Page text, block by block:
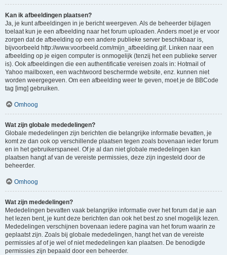
Kan ik afbeeldingen plaatsen?
Ja, je kunt afbeeldingen in je bericht weergeven. Als de beheerder bijlagen
toelaat kun je een afbeelding naar het forum uploaden. Anders moet je er voor
zorgen dat de afbeelding op een andere publieke server beschikbaar is,
bijvoorbeeld http://www.voorbeeld.com/mijn_afbeelding.gif. Linken naar een
afbeelding op je eigen computer is onmogelijk (tenzij het een publieke server
is). Ook afbeeldingen die een authentificatie vereisen zoals in: Hotmail of
Yahoo mailboxen, een wachtwoord beschermde website, enz. kunnen niet
worden weergegeven. Om een afbeelding weer te geven, moet je de BBCode
tag [img] gebruiken.
Omhoog
Wat zijn globale mededelingen?
Globale mededelingen zijn berichten die belangrijke informatie bevatten, je
komt ze dan ook op verschillende plaatsen tegen zoals bovenaan ieder forum
en in het gebruikerspaneel. Of je al dan niet globale mededelingen kan
plaatsen hangt af van de vereiste permissies, deze zijn ingesteld door de
beheerder.
Omhoog
Wat zijn mededelingen?
Mededelingen bevatten vaak belangrijke informatie over het forum dat je aan
het lezen bent, je kunt deze berichten dan ook het best zo snel mogelijk lezen.
Mededelingen verschijnen bovenaan iedere pagina van het forum waarin ze
geplaatst zijn. Zoals bij globale mededelingen, hangt het van de vereiste
permissies af of je wel of niet mededelingen kan plaatsen. De benodigde
permissies zijn bepaald door een beheerder.